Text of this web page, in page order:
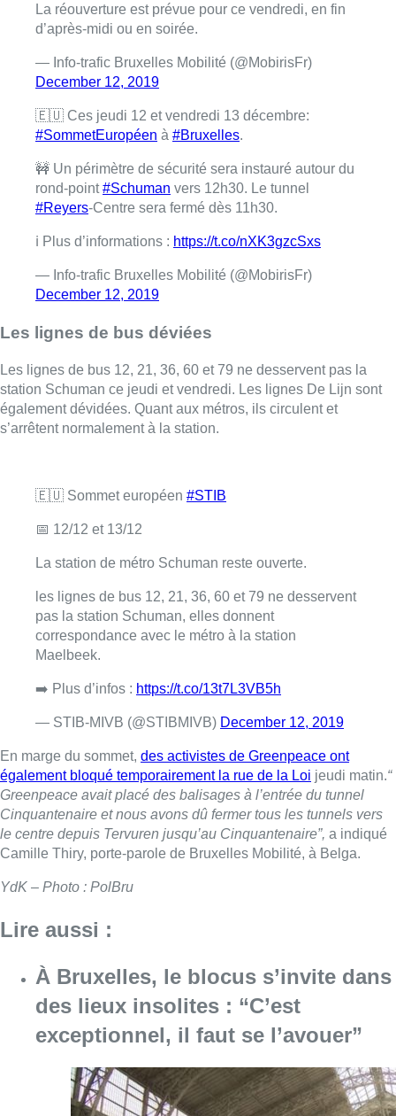
La réouverture est prévue pour ce vendredi, en fin
d’après-midi ou en soirée.
— Info-trafic Bruxelles Mobilité (@MobirisFr)
December 12, 2019
🇪🇺 Ces jeudi 12 et vendredi 13 décembre:
#SommetEuropéen à #Bruxelles.
🚧 Un périmètre de sécurité sera instauré autour du
rond-point#Schuman vers 12h30. Le tunnel
#Reyers-Centre sera fermé dès 11h30.
ℹ️ Plus d’informations : https://t.co/nXK3gzcSxs
— Info-trafic Bruxelles Mobilité (@MobirisFr)
December 12, 2019
Les lignes de bus déviées
Les lignes de bus 12, 21, 36, 60 et 79 ne desservent pas la
station Schuman ce jeudi et vendredi. Les lignes De Lijn sont
également dévidées. Quant aux métros, ils circulent et
s’arrêtent normalement à la station.
🇪🇺 Sommet européen #STIB
📅 12/12 et 13/12
La station de métro Schuman reste ouverte.
les lignes de bus 12, 21, 36, 60 et 79 ne desservent
pas la station Schuman, elles donnent
correspondance avec le métro à la station
Maelbeek.
➡️ Plus d’infos : https://t.co/13t7L3VB5h
— STIB-MIVB (@STIBMIVB) December 12, 2019
En marge du sommet, des activistes de Greenpeace ont
également bloqué temporairement la rue de la Loi jeudi matin.“
Greenpeace avait placé des balisages à l’entrée du tunnel
Cinquantenaire et nous avons dû fermer tous les tunnels vers
le centre depuis Tervuren jusqu’au Cinquantenaire”, a indiqué
Camille Thiry, porte-parole de Bruxelles Mobilité, à Belga.
YdK – Photo : PolBru
Lire aussi :
À Bruxelles, le blocus s’invite dans
des lieux insolites : “C’est
exceptionnel, il faut se l’avouer”